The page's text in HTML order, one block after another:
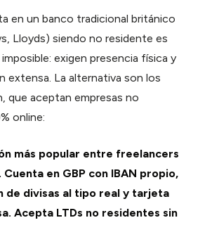
en un banco tradicional británico
Lloyds) siendo no residente es
exigen presencia física y
extensa. La alternativa son los
que aceptan empresas no
online:
más popular entre freelancers
Cuenta en GBP con IBAN propio,
de divisas al tipo real y tarjeta
Acepta LTDs no residentes sin